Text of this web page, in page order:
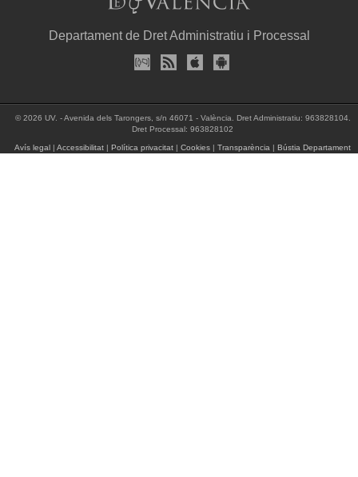
Departament de Dret Administratiu i Processal
© 2026 UV. - Avenida dels Tarongers, s/n 46071 - València. Dret Administratiu: 963828104.
Dret Processal: 963828102
Avís legal |Accessibilitat |Política privacitat |Cookies |Transparència |Bústia Departament